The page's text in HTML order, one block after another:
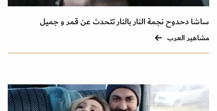
ساشا دحدوح نجمة النار بالنار تتحدث عن قمر و جميل
مشاهير العرب